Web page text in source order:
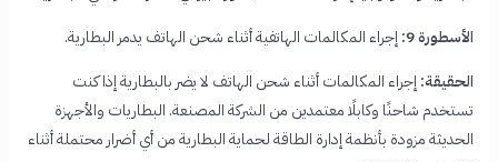
الأسطورة 9:
إجراء المكالمات الهاتفية أثناء شحن الهاتف يدمر البطارية.
الحقيقة: إجراء المكالمات أثناء شحن الهاتف لا يضر بالبطارية إذا كنت
تستخدم شاحنًا وكابلًا معتمدين من الشركة المصنعة. البطاريات والأجهزة
الحديثة مزودة بأنظمة إدارة الطاقة لحماية البطارية من أي أضرار محتملة أثناء